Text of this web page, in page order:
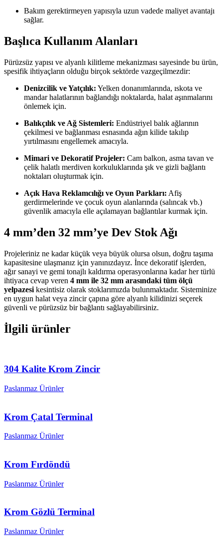
Bakım gerektirmeyen yapısıyla uzun vadede maliyet avantajı
sağlar.
Başlıca Kullanım Alanları
Pürüzsüz yapısı ve alyanlı kilitleme mekanizması sayesinde bu ürün,
spesifik ihtiyaçların olduğu birçok sektörde vazgeçilmezdir:
Denizcilik ve Yatçılık: Yelken donanımlarında, ıskota ve
mandar halatlarının bağlandığı noktalarda, halat aşınmalarını
önlemek için.
Balıkçılık ve Ağ Sistemleri: Endüstriyel balık ağlarının
çekilmesi ve bağlanması esnasında ağın kilide takılıp
yırtılmasını engellemek amacıyla.
Mimari ve Dekoratif Projeler: Cam balkon, asma tavan ve
çelik halatlı merdiven korkuluklarında şık ve gizli bağlantı
noktaları oluşturmak için.
Açık Hava Reklamcılığı ve Oyun Parkları: Afiş
gerdirmelerinde ve çocuk oyun alanlarında (salıncak vb.)
güvenlik amacıyla elle açılamayan bağlantılar kurmak için.
4 mm’den 32 mm’ye Dev Stok Ağı
Projeleriniz ne kadar küçük veya büyük olursa olsun, doğru taşıma
kapasitesine ulaşmanız için yanınızdayız. İnce dekoratif işlerden,
ağır sanayi ve gemi tonajlı kaldırma operasyonlarına kadar her türlü
ihtiyaca cevap veren 4 mm ile 32 mm arasındaki tüm ölçü
yelpazesi kesintisiz olarak stoklarımızda bulunmaktadır. Sisteminize
en uygun halat veya zincir çapına göre alyanlı kilidinizi seçerek
güvenli ve pürüzsüz bir bağlantı sağlayabilirsiniz.
İlgili ürünler
304 Kalite Krom Zincir
Paslanmaz Ürünler
Krom Çatal Terminal
Paslanmaz Ürünler
Krom Fırdöndü
Paslanmaz Ürünler
Krom Gözlü Terminal
Paslanmaz Ürünler